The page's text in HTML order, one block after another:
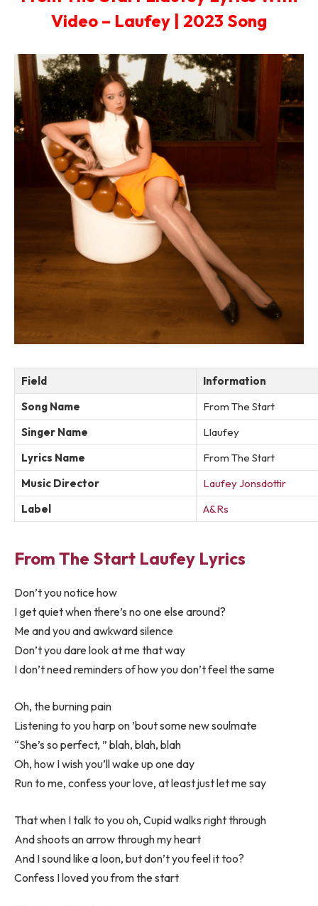
Video – Laufey | 2023 Song
Field
Information
Song Name
From The Start
Singer Name
Llaufey
Lyrics Name
From The Start
Music Director
Laufey Jonsdottir
Label
A&Rs
From The Start Laufey Lyrics
Don’t you notice how
I get quiet when there’s no one else around?
Me and you and awkward silence
Don’t you dare look at me that way
I don’t need reminders of how you don’t feel the same
Oh, the burning pain
Listening to you harp on ’bout some new soulmate
“She’s so perfect, ” blah, blah, blah
Oh, how I wish you’ll wake up one day
Run to me, confess your love, at least just let me say
That when I talk to you oh, Cupid walks right through
And shoots an arrow through my heart
And I sound like a loon, but don’t you feel it too?
Confess I loved you from the start